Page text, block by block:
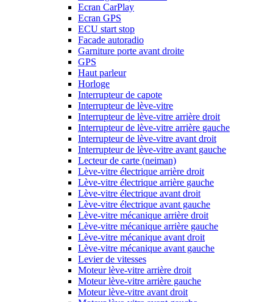
Ecran CarPlay
Ecran GPS
ECU start stop
Facade autoradio
Garniture porte avant droite
GPS
Haut parleur
Horloge
Interrupteur de capote
Interrupteur de lève-vitre
Interrupteur de lève-vitre arrière droit
Interrupteur de lève-vitre arrière gauche
Interrupteur de lève-vitre avant droit
Interrupteur de lève-vitre avant gauche
Lecteur de carte (neiman)
Lève-vitre électrique arrière droit
Lève-vitre électrique arrière gauche
Lève-vitre électrique avant droit
Lève-vitre électrique avant gauche
Lève-vitre mécanique arrière droit
Lève-vitre mécanique arrière gauche
Lève-vitre mécanique avant droit
Lève-vitre mécanique avant gauche
Levier de vitesses
Moteur lève-vitre arrière droit
Moteur lève-vitre arrière gauche
Moteur lève-vitre avant droit